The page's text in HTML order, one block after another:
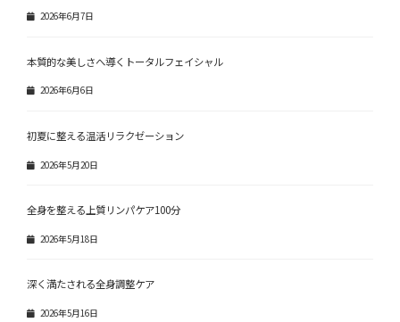
2026年6月7日
本質的な美しさへ導くトータルフェイシャル
2026年6月6日
初夏に整える温活リラクゼーション
2026年5月20日
全身を整える上質リンパケア100分
2026年5月18日
深く満たされる全身調整ケア
2026年5月16日